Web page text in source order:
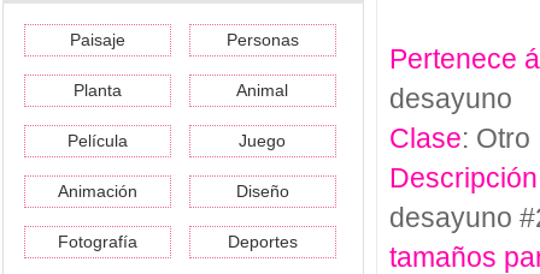
Paisaje Personas
Planta Animal
Película Juego
Animación Diseño
Fotografía Deportes
Pertenece
desayuno
Clase: Otro
Descripción
desayuno
tamaños